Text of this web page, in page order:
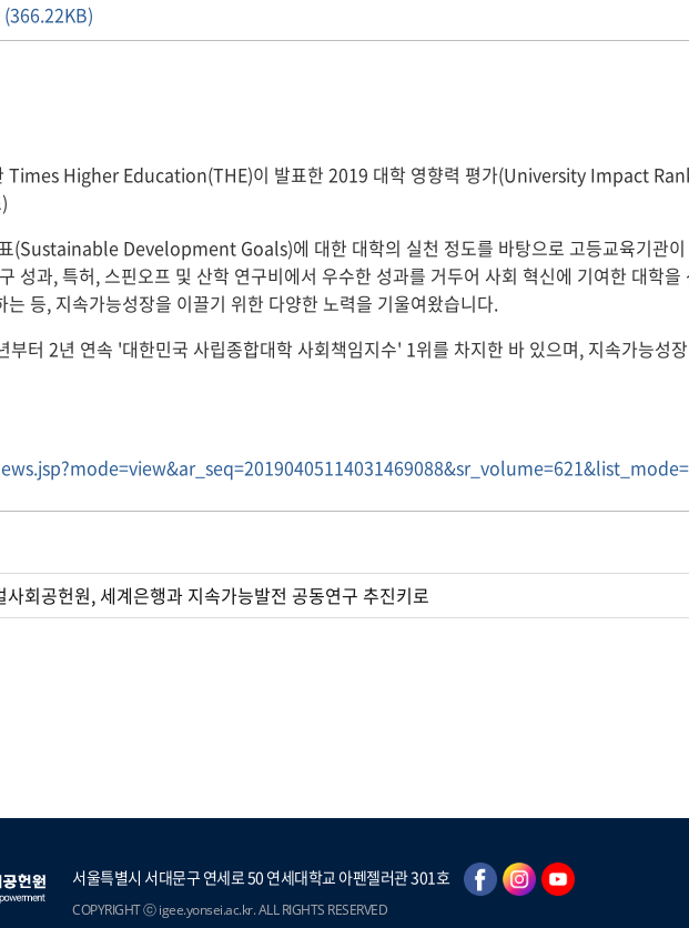
Times Higher Education(THE)이 발표한 2019 대학 영향력 평가(University Impact
(Sustainable Development Goals)에 대한 대학의 실천 정도를 바탕으로 고등교육기관
성과, 특허, 스핀오프 및 산학 연구비에서 우수한 성과를 거두어 사회 혁신에 기여한 대학
등, 지속가능성장을 이끌기 위한 다양한 노력을 기울여왔습니다.
터 2년 연속 '대한민국 사립종합대학 사회책임지수' 1위를 차지한 바 있으며, 지속가능성
회공헌원, 세계은행과 지속가능발전 공동연구 추진키로
서울특별시 서대문구 연세로 50 연세대학교 아펜젤러관 301호
COPYRIGHT ⓒ igee.yonsei.ac.kr. ALL RIGHTS RESERVED